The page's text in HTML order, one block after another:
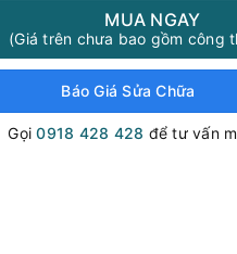
MUA NGAY
(Giá trên chưa bao gồm công
Báo Giá Sửa Chữa
Gọi0918 428 428 để tư vấn